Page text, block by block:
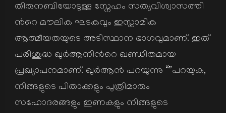
തിരുനബിയോടുള്ള സ്നേഹം സത്യവിശ്വാസത്തി
ന്‍റെ മൗലിക ഘടകവും ഇസ്ലാമിക
ആത്മീയതയുടെ അടിസ്ഥാന ഭാഗവുമാണ്. ഇത്
പരിശുദ്ധ ഖുര്‍ആനിന്‍റെ ഖണ്ഡിതമായ
പ്രഖ്യാപനമാണ്. ഖുര്‍ആന്‍ പറയുന്നു “”പറയുക,
നിങ്ങളുടെ പിതാക്കളും പുത്രിമാരും
സഹോദരങ്ങളും ഇണകളും നിങ്ങളുടെ